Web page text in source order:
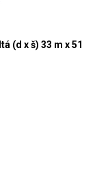
(d x š) 33 m x 51